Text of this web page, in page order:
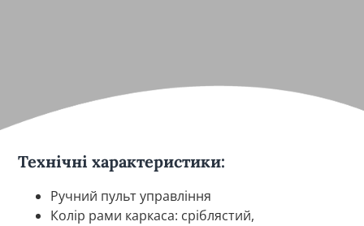
Технічні характеристики:
Ручний пульт управління
Колір рами каркаса: сріблястий,